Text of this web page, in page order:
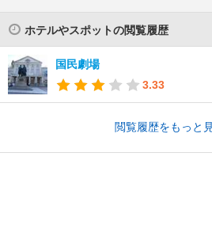
ホテルやスポットの閲覧履歴
国民劇場
3.33
閲覧履歴をもっと